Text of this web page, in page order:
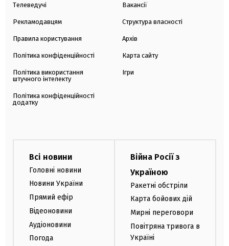
Телеведучі
Рекламодавцям
Правила користування
Політика конфіденційності
Політика використання
штучного інтелекту
Політика конфіденційності
додатку
Вакансії
Структура власності
Архів
Карта сайту
Ігри
Всі новини
Головні новини
Новини України
Прямий ефір
Відеоновини
Аудіоновини
Погода
Війна Росії з
Україною
Ракетні обстріли
Карта бойових дій
Мирні переговори
Повітряна тривога в
Україні